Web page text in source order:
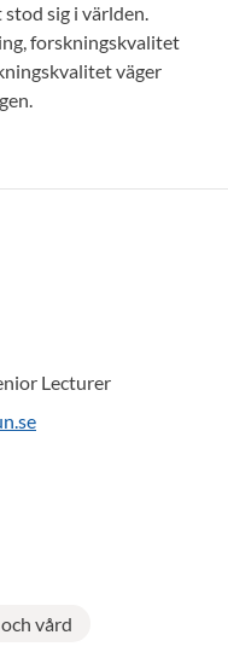
sig i världen.
forskningskvalitet
väger
Lecturer
vård